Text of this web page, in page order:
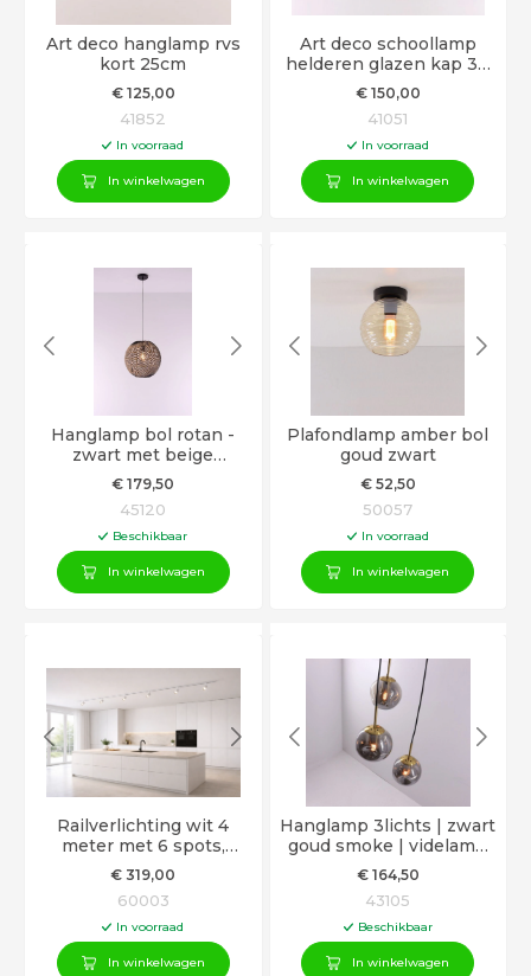
Art deco hanglamp rvs
kort 25cm
€125,00
41852
In voorraad
In winkelwagen
Art deco schoollamp
helderen glazen kap 30
cm
€150,00
41051
In voorraad
In winkelwagen
Hanglamp bol rotan -
zwart met beige
€ 179,50
45120
Beschikbaar
In winkelwagen
Plafondlamp amber bol
goud zwart
€52,50
50057
In voorraad
In winkelwagen
Railverlichting wit 4
meter met 6 spots,
complete set
€ 319,00
60003
In voorraad
In winkelwagen
Hanglamp 3lichts | zwart
goud smoke | videlamp
smal
€164,50
43105
Beschikbaar
In winkelwagen